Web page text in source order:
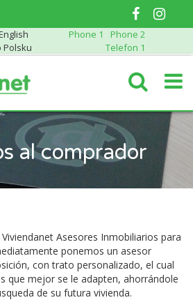
Phone 1
Phone 2
Polsku
Telefon 1
al comprador
Asesores Inmobiliarios para
ponemos un asesor
con trato personalizado, el cual
que mejor se le adapten, ahorrándole
de su futura vivienda.